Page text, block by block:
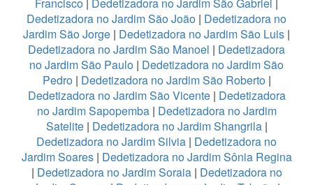
Dedetizadora no Jardim São João | Dedetizadora no
Jardim São Jorge | Dedetizadora no Jardim São Luis |
Dedetizadora no Jardim São Manoel | Dedetizadora
no Jardim São Paulo | Dedetizadora no Jardim São
Pedro| Dedetizadora no Jardim São Roberto|
Dedetizadora no Jardim São Vicente| Dedetizadora
no Jardim Sapopemba| Dedetizadora no Jardim
Satelite| Dedetizadora no Jardim Shangrila|
Dedetizadora no Jardim Silvia | Dedetizadora no
Jardim Soares| Dedetizadora no Jardim Sônia Regina
| Dedetizadora no Jardim Soraia| Dedetizadora no